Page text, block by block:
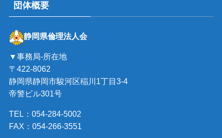
団体概要
静岡県倫理法人会
▼事務局-所在地
〒422-8062
静岡県静岡市駿河区稲川1丁目3-4
帝警ビル301号
TEL：054-284-5002
FAX：054-266-3551